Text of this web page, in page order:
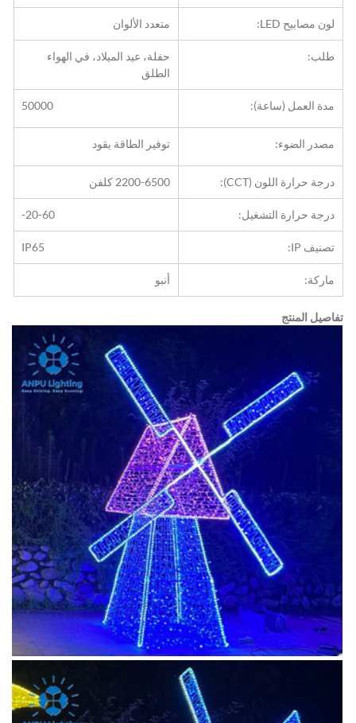
لون مصابيح LED: متعدد الألوان
طلب:
حفلة، عيد الميلاد، في الهواء
الطلق
مدة العمل (ساعة): 50000
مصدر الضوء: توفير الطاقة يقود
درجة حرارة اللون (CCT): 2200-6500 كلفن
درجة حرارة التشغيل: -20-60
تصنيف IP: IP65
ماركة: أنبو
تفاصيل المنتج